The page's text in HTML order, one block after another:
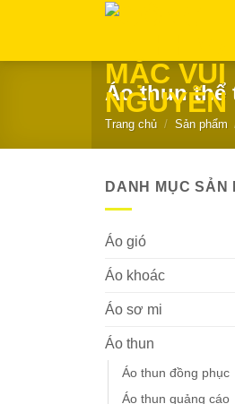
Áo thun thể
Trang chủ / Sản phẩm
DANH MỤC SẢN
Áo gió
Áo khoác
Áo sơ mi
Áo thun
Áo thun đồng phục
Áo thun quảng cáo